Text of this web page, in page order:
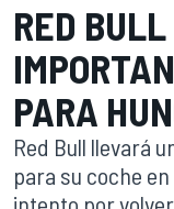
RED
PARA
Red Bull llevará
para su coche